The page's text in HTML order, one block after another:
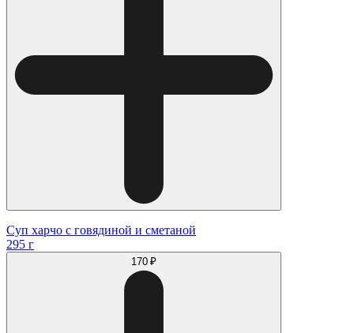
Суп харчо с говядиной и сметаной
295 г
170 ₽